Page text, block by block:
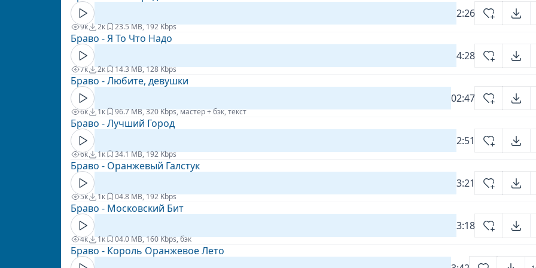
2:26
9к 2к 23.5 MB, 192 Kbps
Браво - Я То Что Надо
4:28
7к 2к 14.3 MB, 128 Kbps
Браво - Любите, девушки
02:47
6к 1к 96.7 MB, 320 Kbps, мастер + бэк, текст
Браво - Лучший Город
2:51
6к 1к 34.1 MB, 192 Kbps
Браво - Оранжевый Галстук
3:21
5к 1к 04.8 MB, 192 Kbps
Браво - Московский Бит
3:18
4к 1к 04.0 MB, 160 Kbps, бэк
Браво - Король Оранжевое Лето